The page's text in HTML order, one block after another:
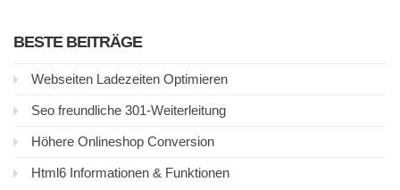
BESTE BEITRÄGE
Webseiten Ladezeiten Optimieren
Seo freundliche 301-Weiterleitung
Höhere Onlineshop Conversion
Html6 Informationen & Funktionen